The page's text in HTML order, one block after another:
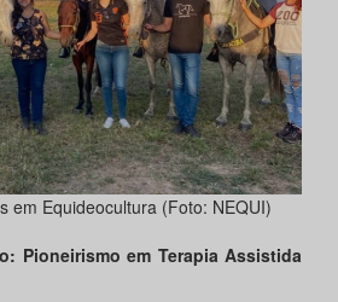
em Equideocultura (Foto: NEQUI)
Pioneirismo em Terapia Assistida